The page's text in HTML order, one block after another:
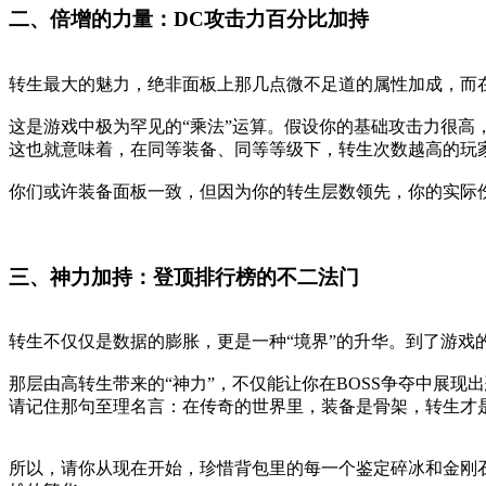
二、倍增的力量：DC攻击力百分比加持
转生最大的魅力，绝非面板上那几点微不足道的属性加成，
这是游戏中极为罕见的“乘法”运算。假设你的基础攻击力很
这也就意味着，在同等装备、同等等级下，转生次数越高的
你们或许装备面板一致，但因为你的转生层数领先，你的实
三、神力加持：登顶排行榜的不二法门
转生不仅仅是数据的膨胀，更是一种“境界”的升华。到了游
那层由高转生带来的“神力”，不仅能让你在BOSS争夺中展
请记住那句至理名言：在传奇的世界里，装备是骨架，转生
所以，请你从现在开始，珍惜背包里的每一个鉴定碎冰和金